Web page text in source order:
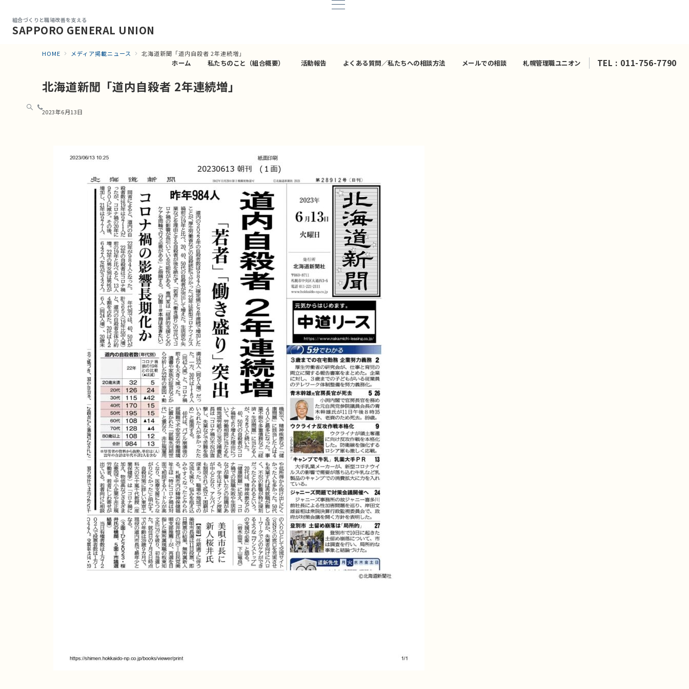
組合づくりと職場改善を支える
SAPPORO GENERAL UNION
ホーム 私たちのこと（組合概要） 活動報告 よくある質問／私たちへの相談方法 メールでの相談 札幌管理職ユニオン TEL : 011-756-7790
HOME メディア掲載ニュース 北海道新聞「道内自殺者 2年連続増」
北海道新聞「道内自殺者 2年連続増」
2023年6月13日